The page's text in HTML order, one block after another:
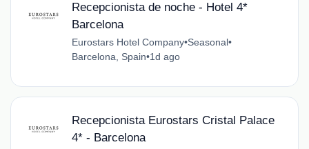
Recepcionista de noche - Hotel 4*
Barcelona
Eurostars Hotel Company•Seasonal•
Barcelona, Spain•1d ago
Recepcionista Eurostars Cristal Palace
4* - Barcelona